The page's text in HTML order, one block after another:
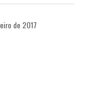
de 2017